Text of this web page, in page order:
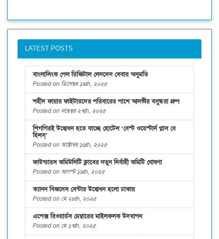
LATEST POSTS
বাংলালিংক পেল ডিজিটাল লেনদেন সেবার অনুমতি
Posted on ডিসেম্বর ১৯th, ২০২৫
শহীদ ফায়ার ফাইটারদের পরিবারের পাশে আনভীর বসুন্ধরা গ্রুপ
Posted on নভেম্বর ২৭th, ২০২৫
শিগগিরই উদ্বোধন হতে যাচ্ছে হোটেল ‘বেস্ট ওয়েস্টার্ন প্লাস বে
হিলস্’
Posted on অক্টোবর ১৬th, ২০২৫
ফাউন্ডারস কমিউনিটি ক্লাবের নতুন নির্বাহী কমিটি ঘোষণা
Posted on আগস্ট ১৯th, ২০২৫
ক্যানন বিজনেস সেন্টার উদ্বোধন হলো ঢাকায়
Posted on মে ২৮th, ২০২৫
এপেক্স রিওয়ার্ডস মেম্বারের মাইলফলক উদযাপন
Posted on মে ১৭th, ২০২৫